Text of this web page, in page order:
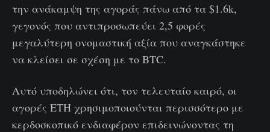
την ανάκαμψη της αγοράς πάνω από τα $1.6k,
γεγονός που αντιπροσωπεύει 2,5 φορές
μεγαλύτερη ονομαστική αξία που αναγκάστηκε
να κλείσει σε σχέση με το BTC.
Αυτό υποδηλώνει ότι, τον τελευταίο καιρό, οι
αγορές ETH χρησιμοποιούνται περισσότερο με
κερδοσκοπικό ενδιαφέρον επιδεινώνοντας τη